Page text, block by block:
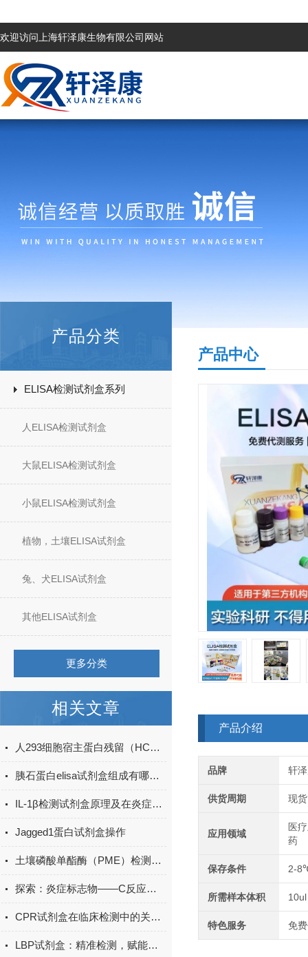
欢迎访问上海轩泽康生物有限公司网站
产品分类
ELISA检测试剂盒系列
人ELISA检测试剂盒
大鼠ELISA检测试剂盒
小鼠ELISA检测试剂盒
植物，土壤ELISA试剂盒
兔、犬ELISA试剂盒
其他ELISA试剂盒
更多分类
相关文章
人293细胞宿主蛋白残留（HCP）ELISA检测试剂盒产品升级
胰石蛋白elisa试剂盒组成有哪些？
IL-1β检测试剂盒原理及在炎症研究中的应用
Jagged1蛋白试剂盒操作
土壤磷酸单酯酶（PME）检测试剂盒现货
探索：炎症标志物——C反应蛋白的生物学功能
CPR试剂盒在临床检测中的关键作用
LBP试剂盒：精准检测，赋能免疫研究新突破
产品中心
产品介绍
品牌 轩
供货周期 现货
应用领域
医
药
保存条件 2-
所需样本体积 10ul
特色服务 免